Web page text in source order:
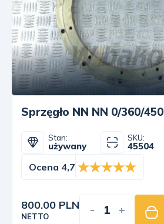
Sprzęgło NN NN 0/360/450
Stan:
używany
SKU:
45504
Ocena 4,7
800.00 PLN
NETTO - +